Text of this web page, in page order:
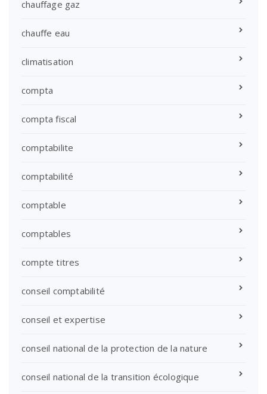
chauffage gaz
chauffe eau
climatisation
compta
compta fiscal
comptabilite
comptabilité
comptable
comptables
compte titres
conseil comptabilité
conseil et expertise
conseil national de la protection de la nature
conseil national de la transition écologique